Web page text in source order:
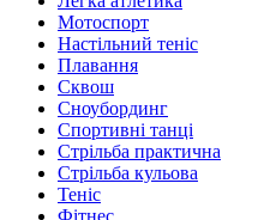
Мотоспорт
Настільний теніс
Плавання
Сквош
Сноубординг
Спортивні танці
Стрільба практична
Стрільба кульова
Теніс
Фітнес